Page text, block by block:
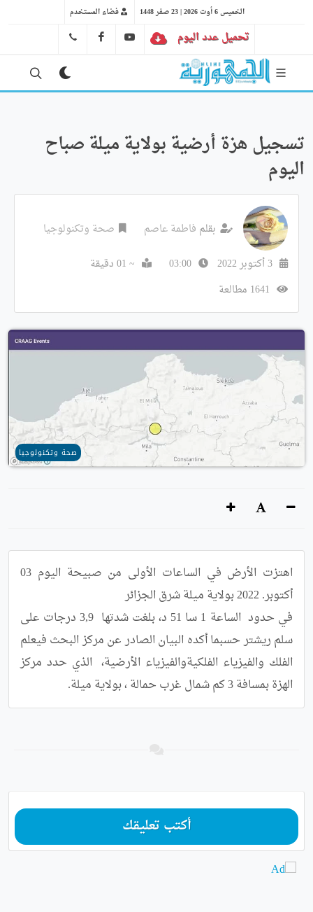
الخميس 6 أوت 2026 | 23 صفر 1448 فضاء المستخدم
تحميل عدد اليوم YT
FB
تسجيل هزة أرضية بولاية ميلة صباح
اليوم
بقلم فاطمة عاصم
صحة وتكنولوجيا
~ 01 دقيقة
صحة وتكنولوجيا
الفلك والفيزياء الفلكيةوالفيزياء الأرضية،  الذي حدد مركز
الهزة بمسافة 3 كم شمال غرب حمالة ، بولاية ميلة.
أكتب تعليقك